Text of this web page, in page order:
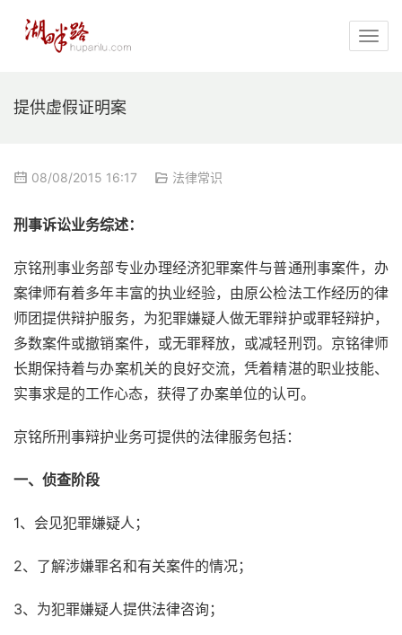
提供虚假证明案
08/08/2015 16:17 法律常识
刑事诉讼业务综述：
京铭刑事业务部专业办理经济犯罪案件与普通刑事案件，办
案律师有着多年丰富的执业经验，由原公检法工作经历的律
师团提供辩护服务，为犯罪嫌疑人做无罪辩护或罪轻辩护，
多数案件或撤销案件，或无罪释放，或减轻刑罚。京铭律师
长期保持着与办案机关的良好交流，凭着精湛的职业技能、
实事求是的工作心态，获得了办案单位的认可。
京铭所刑事辩护业务可提供的法律服务包括：
一、侦查阶段
1、会见犯罪嫌疑人；
2、了解涉嫌罪名和有关案件的情况；
3、为犯罪嫌疑人提供法律咨询；